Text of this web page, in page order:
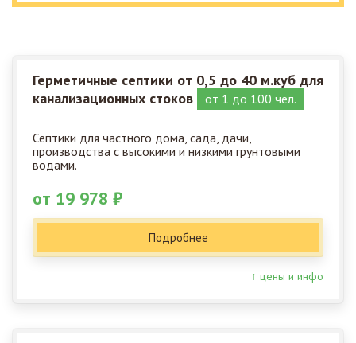
Герметичные септики от 0,5 до 40 м.куб для
канализационных стоков
от 1 до 100 чел.
Септики для частного дома, сада, дачи,
производства с высокими и низкими грунтовыми
водами.
от 19 978 ₽
Подробнее
↑ цены и инфо